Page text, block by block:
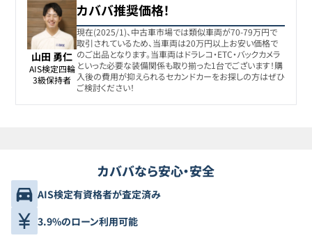
山田 勇仁
AIS検定四輪
3級保持者
カババ推奨価格！
現在(2025/1)、中古車市場では類似車両が70-79万円で
取引されているため、当車両は20万円以上お安い価格で
のご出品となります。当車両はドラレコ・ETC・バックカメラ
といった必要な装備関係も取り揃った1台でございます！購
入後の費用が抑えられるセカンドカーをお探しの方はぜひ
ご検討ください！
カババなら安心・安全
AIS検定有資格者が査定済み
3.9%のローン利用可能